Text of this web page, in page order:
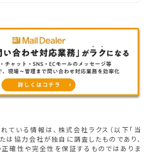
ている情報は、株式会社ラクス（以下「当
たは協力会社が独自に調査したものであり、
確性や完全性を保証するものではありま